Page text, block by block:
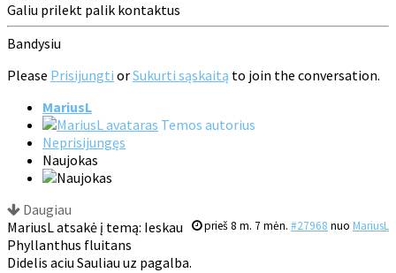
Galiu prilekt palik kontaktus
Bandysiu
Please Prisijungti orSukurti sąskaitą to join the conversation.
MariusL
Temos autorius
Neprisijungęs
Naujokas
Daugiau
prieš 8 m. 7 mėn. #27968 nuo MariusL
MariusL atsakė į temą: Ieskau
Phyllanthus fluitans
Didelis aciu Sauliau uz pagalba.